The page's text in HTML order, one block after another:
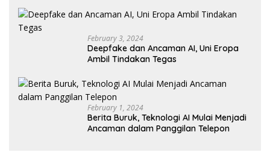
February 3, 2024
Deepfake dan Ancaman AI, Uni Eropa
Ambil Tindakan Tegas
February 1, 2024
Berita Buruk, Teknologi AI Mulai Menjadi
Ancaman dalam Panggilan Telepon